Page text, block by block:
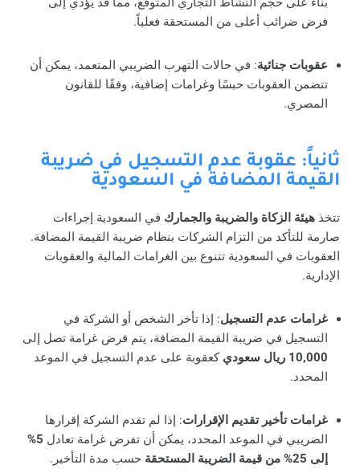
فرض ضرائب أعلى من المستحقة فعلياً.
عقوبات جنائية: في حالات التهرب الضريبي المتعمد، يمكن أن
تتضمن العقوبات حبسًا وغرامات إضافية، وفقًا للقانون
المصري.
ثانياً: عقوبة عدم التسجيل في ضريبة
القيمة المضافة في السعودية
تتخذ هيئة الزكاة والضريبة والجمارك في السعودية إجراءات
صارمة للتأكد من التزام الشركات بنظام ضريبة القيمة المضافة.
العقوبات في السعودية تتنوع بين الغرامات المالية والعقوبات
الإدارية.
غرامات عدم التسجيل: إذا تأخر الشخص أو الشركة في
التسجيل في ضريبة القيمة المضافة، يتم فرض غرامة تصل إلى
10,000 ريال سعودي
كعقوبة على عدم التسجيل في الموعد
المحدد.
غرامات تأخير تقديم الإقرارات: إذا لم تقدم الشركة إقرارها
الضريبي في الموعد المحدد، يمكن أن تفرض غرامة تعادل
5%
إلى 25% من قيمة الضريبة المستحقة
حسب مدة التأخير.